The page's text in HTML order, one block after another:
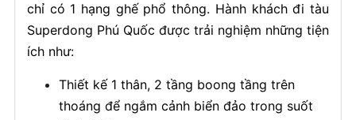
chỉ có 1 hạng ghế phổ thông. Hành khách đi tàu
Superdong Phú Quốc được trải nghiệm những tiện
ích như:
Thiết kế 1 thân, 2 tầng boong tầng trên
thoáng để ngắm cảnh biển đảo trong suốt